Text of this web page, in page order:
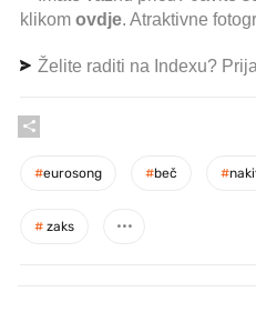
klikom ovdje. Atraktivne
Želite raditi na Indexu?
#eurosong #beč #
# zaks